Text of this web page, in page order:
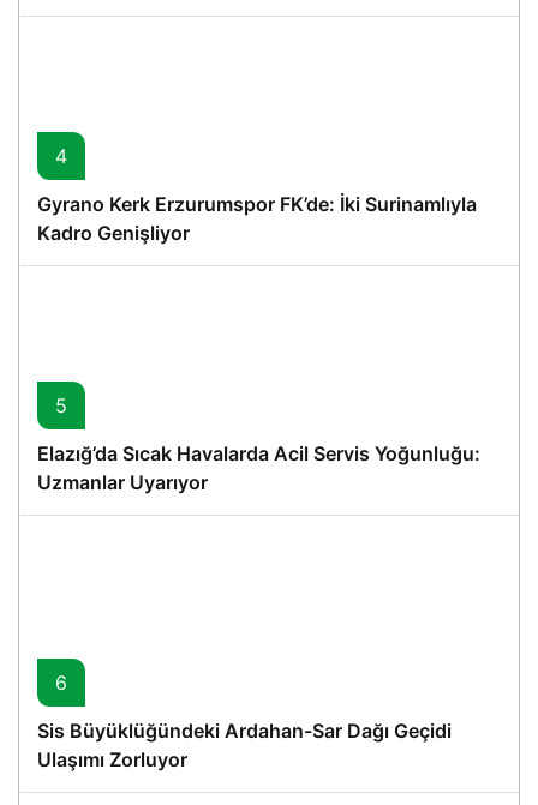
4
Gyrano Kerk Erzurumspor FK’de: İki Surinamlıyla
Kadro Genişliyor
5
Elazığ’da Sıcak Havalarda Acil Servis Yoğunluğu:
Uzmanlar Uyarıyor
6
Sis Büyüklüğündeki Ardahan-Sar Dağı Geçidi
Ulaşımı Zorluyor